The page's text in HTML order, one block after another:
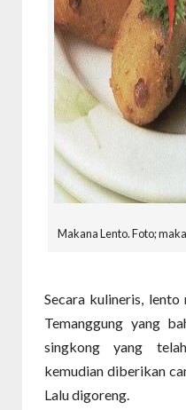
Makana Lento. Foto;
Secara kulineris, lento
Temanggung yang
singkong yang
kemudian diberikan
Lalu digoreng.